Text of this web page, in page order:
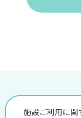
施設ご利用に